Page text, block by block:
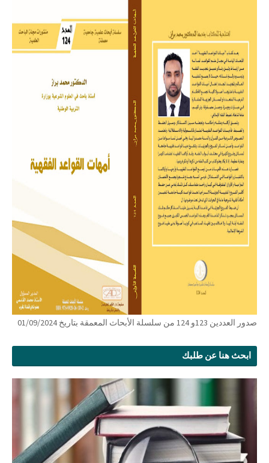
صدور العددين 123و 124 من سلسلة الأبحاث المعمقة بتاريخ 01/09/2024
ابحث هنا عن طلبك